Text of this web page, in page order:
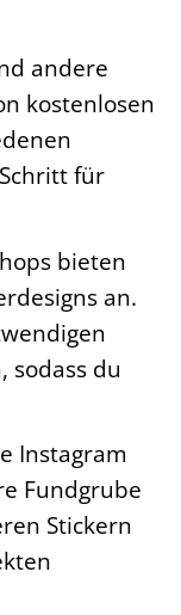
andere
kostenlosen
für
bieten
an.
sodass du
Instagram
Fundgrube
Stickern